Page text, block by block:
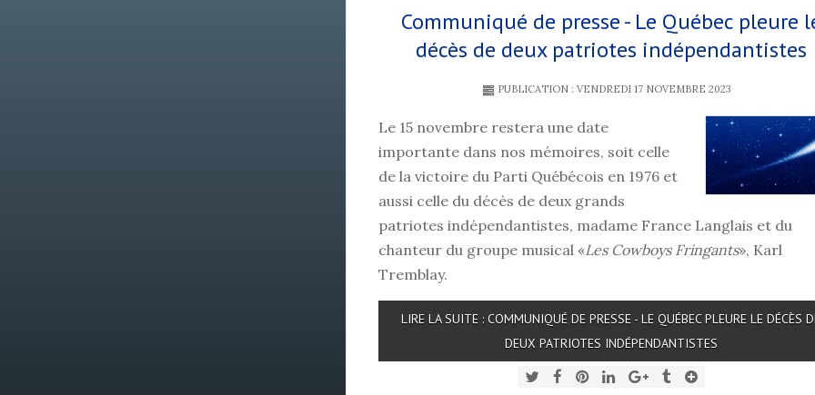
Communiqué de presse - Le Québec pleure
décès de deux patriotes indépendantistes
PUBLICATION : VENDREDI 17 NOVEMBRE 2023
Le 15 novembre restera une date
importante dans nos mémoires, soit celle
de la victoire du Parti Québécois en 1976 et
aussi celle du décès de deux grands
patriotes indépendantistes, madame France Langlais et du
chanteur du groupe musical «Les Cowboys Fringants», Karl
Tremblay.
LIRE LA SUITE : COMMUNIQUÉ DE PRESSE - LE QUÉBEC PLEURE LE DÉCÈS
DEUX PATRIOTES INDÉPENDANTISTES